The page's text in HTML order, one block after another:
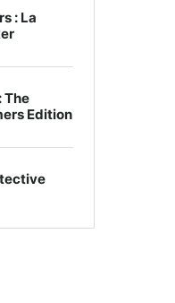
: La
The
Edition